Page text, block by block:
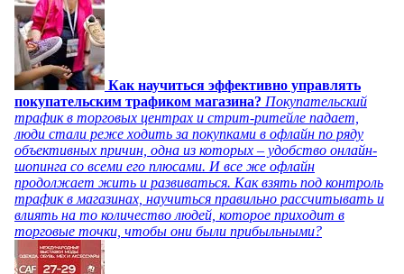
Как научиться эффективно управлять
покупательским трафиком магазина? Покупательский
трафик в торговых центрах и стрит-ритейле падает,
люди стали реже ходить за покупками в офлайн по ряду
объективных причин, одна из которых – удобство онлайн-
шопинга со всеми его плюсами. И все же офлайн
продолжает жить и развиваться. Как взять под контроль
трафик в магазинах, научиться правильно рассчитывать и
влиять на то количество людей, которое приходит в
торговые точки, чтобы они были прибыльными?